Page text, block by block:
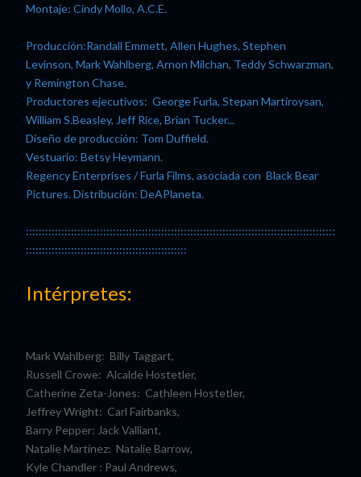
Montaje: Cindy Mollo, A.C.E.
Producción:Randall Emmett, Allen Hughes, Stephen
Levinson, Mark Wahlberg, Arnon Milchan, Teddy Schwarzman,
y Remington Chase.
Productores ejecutivos: George Furla, Stepan Martiroysan,
William S.Beasley, Jeff Rice, Brian Tucker...
Diseño de producción: Tom Duffield.
Vestuario: Betsy Heymann.
Regency Enterprises / Furla Films, asociada con Black Bear
Pictures. Distribución: DeAPlaneta.
::::::::::::::::::::::::::::::::::::::::::::::::::::::::::::::::::::::::::::::::::::::::::::::::
::::::::::::::::::::::::::::::::::::::::::::::::::
Intérpretes:
Mark Wahlberg: Billy Taggart,
Russell Crowe: Alcalde Hostetler,
Catherine Zeta-Jones: Cathleen Hostetler,
Jeffrey Wright: Carl Fairbanks,
Barry Pepper: Jack Valliant,
Natalie Martinez: Natalie Barrow,
Kyle Chandler : Paul Andrews,